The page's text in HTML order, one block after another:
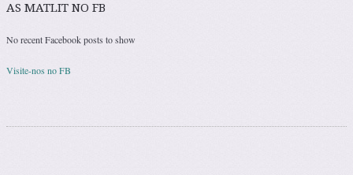
AS MATLIT NO FB
No recent Facebook posts to show
Visite-nos no FB